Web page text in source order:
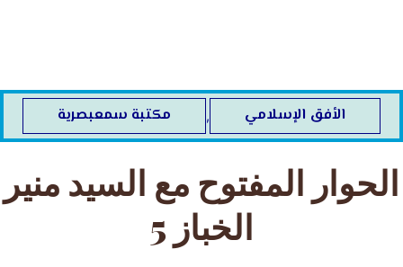
الأفق الإسلامي , مكتبة سمعبصرية
الحوار المفتوح مع السيد منير
الخباز 5